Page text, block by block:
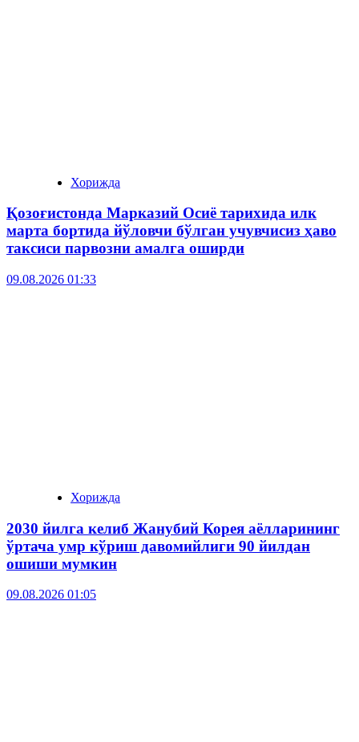
Хорижда
Қозоғистонда Марказий Осиё тарихида илк
марта бортида йўловчи бўлган учувчисиз ҳаво
таксиси парвозни амалга оширди
09.08.2026 01:33
Хорижда
2030 йилга келиб Жанубий Корея аёлларининг
ўртача умр кўриш давомийлиги 90 йилдан
ошиши мумкин
09.08.2026 01:05